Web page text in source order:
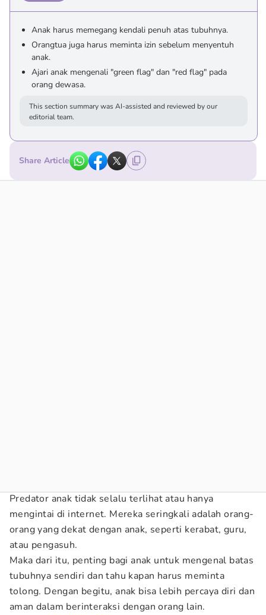
Anak harus memegang kendali penuh atas tubuhnya.
Orangtua juga harus meminta izin sebelum menyentuh
anak.
Ajari anak mengenali "green flag" dan "red flag" pada
orang dewasa.
This section summary was AI-assisted and reviewed by our
editorial team.
Share Article
Predator anak tidak selalu terlihat atau hanya
mengintai di internet. Mereka seringkali adalah orang-
orang yang dekat dengan anak, seperti kerabat, guru,
atau pengasuh.
Maka dari itu, penting bagi anak untuk mengenal batas
tubuhnya sendiri dan tahu kapan harus meminta
tolong. Dengan begitu, anak bisa lebih percaya diri dan
aman dalam berinteraksi dengan orang lain.